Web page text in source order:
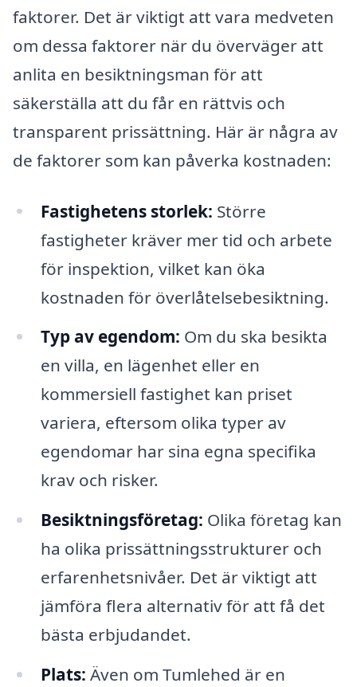
faktorer. Det är viktigt att vara medveten
om dessa faktorer när du överväger att
anlita en besiktningsman för att
säkerställa att du får en rättvis och
transparent prissättning. Här är några av
de faktorer som kan påverka kostnaden:
Fastighetens storlek: Större
fastigheter kräver mer tid och arbete
för inspektion, vilket kan öka
kostnaden för överlåtelsebesiktning.
Typ av egendom: Om du ska besikta
en villa, en lägenhet eller en
kommersiell fastighet kan priset
variera, eftersom olika typer av
egendomar har sina egna specifika
krav och risker.
Besiktningsföretag: Olika företag kan
ha olika prissättningsstrukturer och
erfarenhetsnivåer. Det är viktigt att
jämföra flera alternativ för att få det
bästa erbjudandet.
Plats: Även om Tumlehed är en